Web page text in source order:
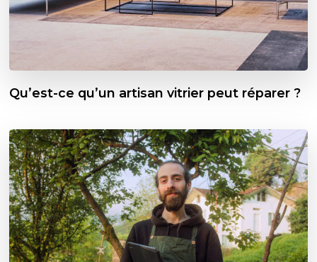
Qu’est-ce qu’un artisan vitrier peut réparer ?